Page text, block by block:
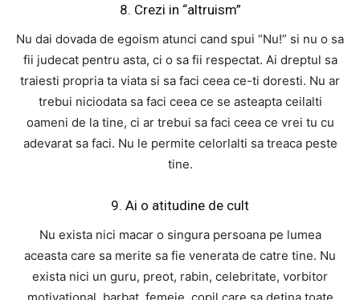
8. Crezi in “altruism”
Nu dai dovada de egoism atunci cand spui “Nu!” si nu o sa
fii judecat pentru asta, ci o sa fii respectat. Ai dreptul sa
traiesti propria ta viata si sa faci ceea ce-ti doresti. Nu ar
trebui niciodata sa faci ceea ce se asteapta ceilalti
oameni de la tine, ci ar trebui sa faci ceea ce vrei tu cu
adevarat sa faci. Nu le permite celorlalti sa treaca peste
tine.
9. Ai o atitudine de cult
Nu exista nici macar o singura persoana pe lumea
aceasta care sa merite sa fie venerata de catre tine. Nu
exista nici un guru, preot, rabin, celebritate, vorbitor